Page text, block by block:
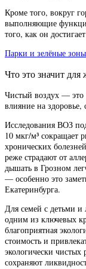
*
*
Кроме того, вокруг
выполняющие
того, как он
Парки и зелёные
Что это значит
Чистый воздух — это
влияние на
Исследования ВОЗ
10 мкг/м³ сокращает
хронических
реже страдают от
дышать в Грозном
— особенно это
Екатеринбурга.
Для семей с детьми и
одним из ключевых
благоприятная
стоимость и
экологически
сохраняют